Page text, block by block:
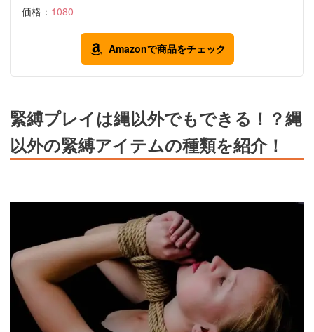
価格： 1080
Amazonで商品をチェック
緊縛プレイは縄以外でもできる！？縄
以外の緊縛アイテムの種類を紹介！